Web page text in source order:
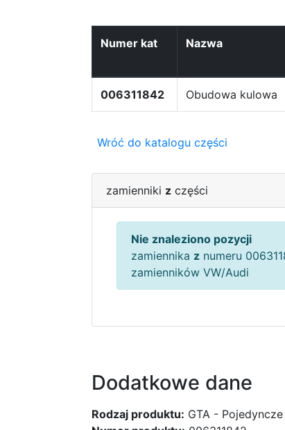
Numer kat Nazwa
006311842 Obudowa kulowa
Wróć do katalogu części
zamienniki z części
Nie znaleziono pozycji
zamiennika z numeru
zamienników VW/Audi
Dodatkowe dane
Rodzaj produktu: GTA -